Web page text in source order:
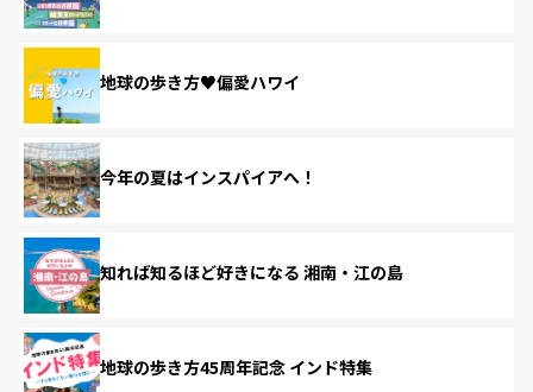
地球の歩き方♥偏愛ハワイ
今年の夏はインスパイアへ！
知れば知るほど好きになる 湘南・江の島
地球の歩き方45周年記念 インド特集